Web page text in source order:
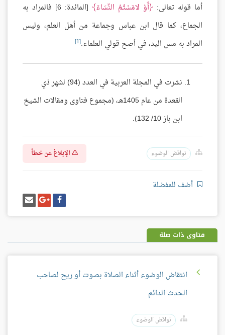
أما قوله تعالى: أَوْ لامَسْتُمُ النِّسَاءَ
[المائدة: 6] فالمراد به
الجماع، كما قال ابن عباس وجماعة من أهل العلم، وليس
المراد به مس اليد، في أصح قولي العلماء.[1]
نشرت في المجلة العربية في العدد (94) لشهر ذي
القعدة من عام 1405هـ، (مجموع فتاوى ومقالات الشيخ
ابن باز 10/ 132).
نواقض الوضوء الإبلاغ عن خطأ
أضف للمفضلة
شارك
على
فيسبوك
شارك
على
غوغل
بلس
إرسل
إيميل
فتاوى ذات صلة
انتقاض الوضوء أثناء الصلاة بصوت أو ريح لصاحب
الحدث الدائم
نواقض الوضوء